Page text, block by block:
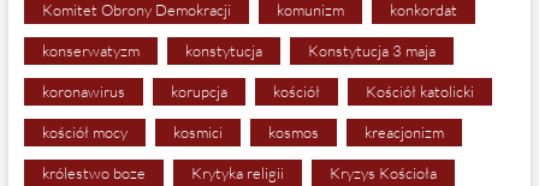
Komitet Obrony Demokracji komunizm konkordat
konserwatyzm konstytucja Konstytucja 3 maja
koronawirus korupcja kościół Kościół katolicki
kościół mocy kosmici kosmos kreacjonizm
królestwo boze Krytyka religii Kryzys Kościoła